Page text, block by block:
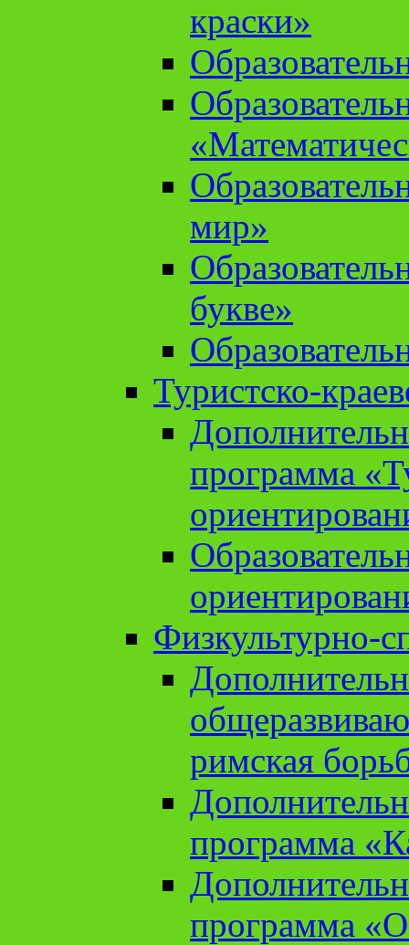
краски»
мир»
букве»
Туристско-
программа
Физкультурно-
римская
программа
программа